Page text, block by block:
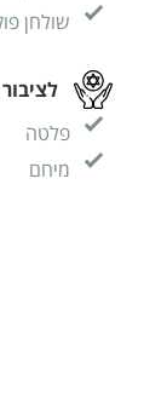
שולחן
פלטה
מיחם